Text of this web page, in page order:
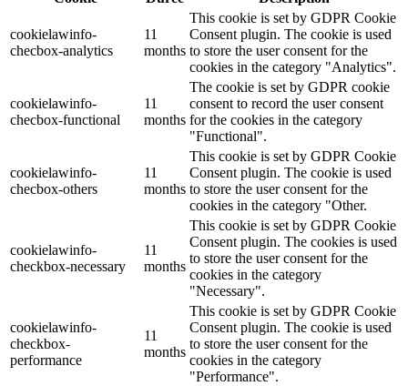
cookielawinfo-
checbox-analytics
11
months
This cookie is set by GDPR Cookie
Consent plugin. The cookie is used
to store the user consent for the
cookies in the category "Analytics".
cookielawinfo-
checbox-functional
11
months
The cookie is set by GDPR cookie
consent to record the user consent
for the cookies in the category
"Functional".
cookielawinfo-
checbox-others
11
months
This cookie is set by GDPR Cookie
Consent plugin. The cookie is used
to store the user consent for the
cookies in the category "Other.
cookielawinfo-
checkbox-necessary
11
months
This cookie is set by GDPR Cookie
Consent plugin. The cookies is used
to store the user consent for the
cookies in the category
"Necessary".
cookielawinfo-
checkbox-
performance
11
months
This cookie is set by GDPR Cookie
Consent plugin. The cookie is used
to store the user consent for the
cookies in the category
"Performance".